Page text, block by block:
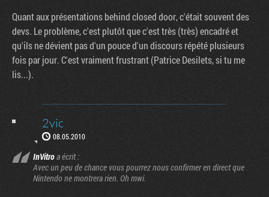
Quant aux présentations behind closed door, c'était souvent des
devs. Le problème, c'est plutôt que c'est très (très) encadré et
qu'ils ne dévient pas d'un pouce d'un discours répété plusieurs
fois par jour. C'est vraiment frustrant (Patrice Desilets, si tu me
lis...).
2vic
08.05.2010
InVitroa écrit :
Avec un peu de chance vous pourrez nous confirmer en direct que
Nintendo ne montrera rien. Oh mwi.